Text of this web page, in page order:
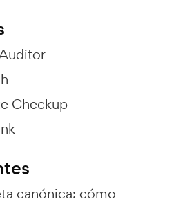
Checkup
canónica: cómo